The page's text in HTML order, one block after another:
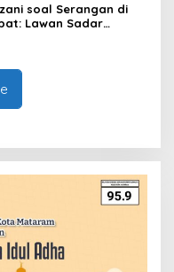
soal Serangan di
Lawan Sadar